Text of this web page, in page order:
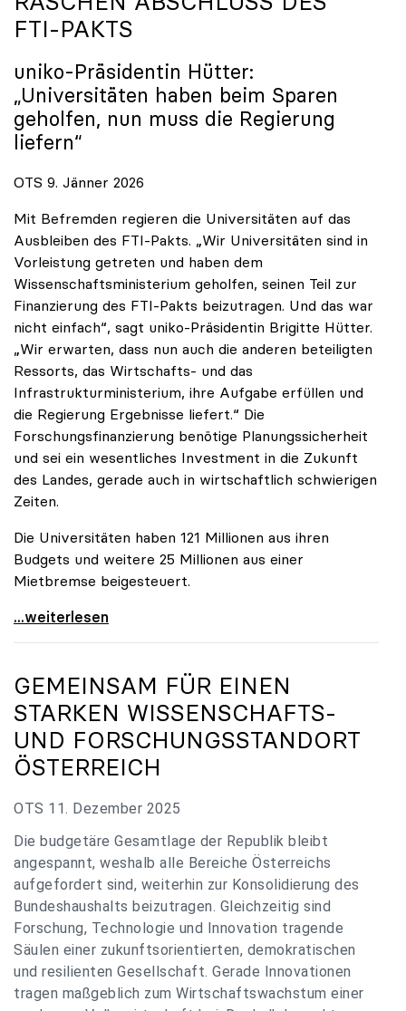
FTI-PAKTS
uniko-Präsidentin Hütter:
„Universitäten haben beim Sparen
geholfen, nun muss die Regierung
liefern“
OTS 9. Jänner 2026
Mit Befremden regieren die Universitäten auf das
Ausbleiben des FTI-Pakts. „Wir Universitäten sind in
Vorleistung getreten und haben dem
Wissenschaftsministerium geholfen, seinen Teil zur
Finanzierung des FTI-Pakts beizutragen. Und das war
nicht einfach“, sagt uniko-Präsidentin Brigitte Hütter.
„Wir erwarten, dass nun auch die anderen beteiligten
Ressorts, das Wirtschafts- und das
Infrastrukturministerium, ihre Aufgabe erfüllen und
die Regierung Ergebnisse liefert.“ Die
Forschungsfinanzierung benötige Planungssicherheit
und sei ein wesentliches Investment in die Zukunft
des Landes, gerade auch in wirtschaftlich schwierigen
Zeiten.
Die Universitäten haben 121 Millionen aus ihren
Budgets und weitere 25 Millionen aus einer
Mietbremse beigesteuert.
„Verzögerung unverständlich“: Universitäten
...weiterlesen
GEMEINSAM FÜR EINEN
STARKEN WISSENSCHAFTS-
UND FORSCHUNGSSTANDORT
ÖSTERREICH
OTS 11. Dezember 2025
Die budgetäre Gesamtlage der Republik bleibt
angespannt, weshalb alle Bereiche Österreichs
aufgefordert sind, weiterhin zur Konsolidierung des
Bundeshaushalts beizutragen. Gleichzeitig sind
Forschung, Technologie und Innovation tragende
Säulen einer zukunftsorientierten, demokratischen
und resilienten Gesellschaft. Gerade Innovationen
tragen maßgeblich zum Wirtschaftswachstum einer